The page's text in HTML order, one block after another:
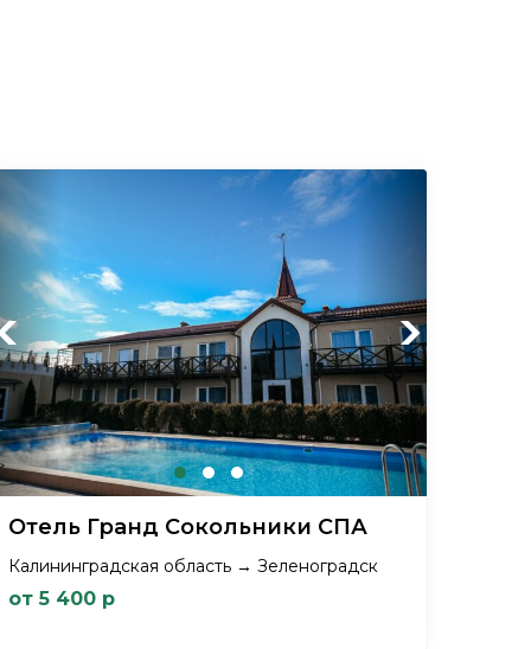
Next
Отель Гранд Сокольники СПА
Калининградская область → Зеленоградск
от 5 400 р